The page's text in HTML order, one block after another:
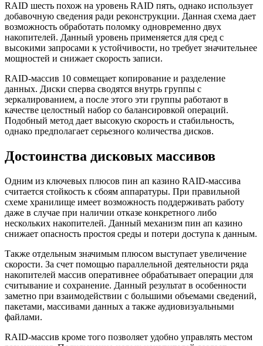
RAID шесть похож на уровень RAID пять, однако использует
добавочную сведения ради реконструкции. Данная схема дает
возможность обработать поломку одновременно двух
накопителей. Данный уровень применяется для сред с
высокими запросами к устойчивости, но требует значительнее
мощностей и снижает скорость записи.
RAID-массив 10 совмещает копирование и разделение
данных. Диски сперва сводятся внутрь группы с
зеркалированием, а после этого эти группы работают в
качестве целостный набор со балансировкой операций.
Подобный метод дает высокую скорость и стабильность,
однако предполагает серьезного количества дисков.
Достоинства дисковых массивов
Одним из ключевых плюсов пин ап казино RAID-массива
считается стойкость к сбоям аппаратуры. При правильной
схеме хранилище имеет возможность поддерживать работу
даже в случае при наличии отказе конкретного либо
нескольких накопителей. Данный механизм пин ап казино
снижает опасность простоя среды и потери доступа к данным.
Также отдельным значимым плюсом выступает увеличение
скорости. За счет помощью параллельной деятельности ряда
накопителей массив оперативнее обрабатывает операции для
считывание и сохранение. Данный результат в особенности
заметно при взаимодействии с большими объемами сведений,
пакетами, массивами данных а также аудиовизуальными
файлами.
RAID-массив кроме того позволяет удобно управлять местом